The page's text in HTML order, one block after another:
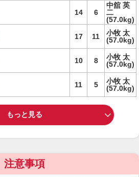
14 6
中舘 英
二
(57.0kg)
17 11
小牧 太
(57.0kg)
10 8
小牧 太
(57.0kg)
11 5
小牧 太
(57.0kg)
もっと見る
注意事項